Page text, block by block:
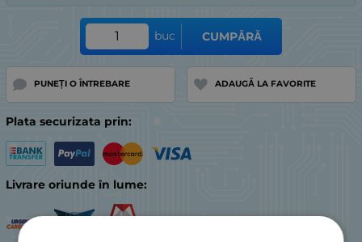
buc CUMPĂRĂ
PUNEȚI O ÎNTREBARE ADAUGĂ LA FAVORITE
Plata securizata prin:
Livrare oriunde în lume: